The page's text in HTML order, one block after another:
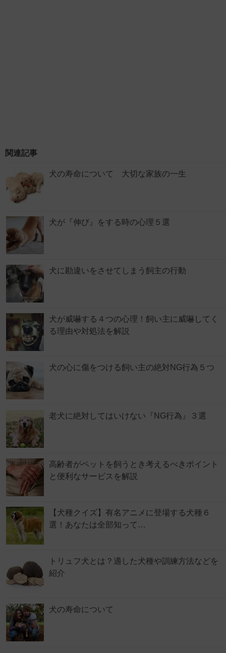
関連記事
犬の寿命について 大切な家族の一生
犬が『伸び』をする時の心理５選
犬に勘違いをさせてしまう飼主の行動
犬が威嚇する４つの心理！飼い主に威嚇してく
る理由や対処法を解説
犬の心に傷をつける飼い主の絶対NG行為５つ
老犬に絶対してはいけない『NG行為』３選
高齢者がペットを飼うとき考えるべきポイント
と便利なサービスを解説
【犬種クイズ】有名アニメに登場する犬種６
選！あなたは全部知って…
トリュフ犬とは？適した犬種や訓練方法などを
紹介
犬の寿命について